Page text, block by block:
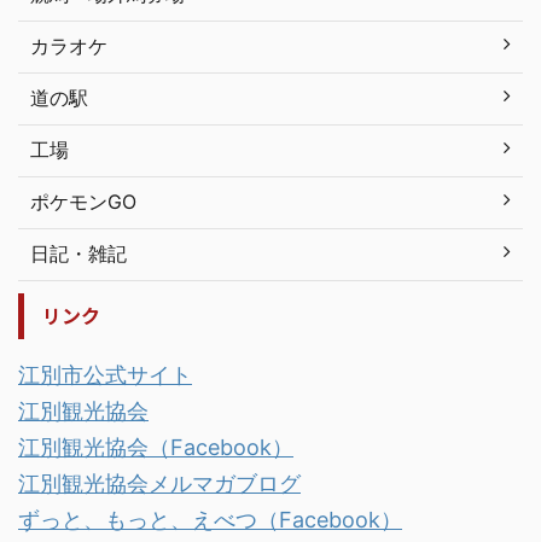
カラオケ
道の駅
工場
ポケモンGO
日記・雑記
リンク
江別市公式サイト
江別観光協会
江別観光協会（Facebook）
江別観光協会メルマガブログ
ずっと、もっと、えべつ（Facebook）